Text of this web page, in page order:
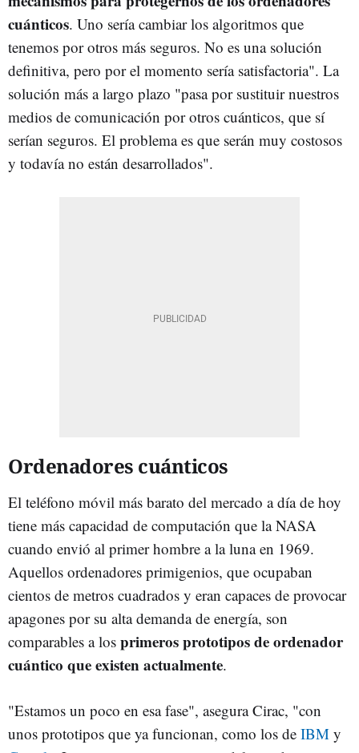
cuánticos. Uno sería cambiar los algoritmos que
tenemos por otros más seguros. No es una solución
definitiva, pero por el momento sería satisfactoria". La
solución más a largo plazo "pasa por sustituir nuestros
medios de comunicación por otros cuánticos, que sí
serían seguros. El problema es que serán muy costosos
y todavía no están desarrollados".
Ordenadores cuánticos
El teléfono móvil más barato del mercado a día de hoy
tiene más capacidad de computación que la NASA
cuando envió al primer hombre a la luna en 1969.
Aquellos ordenadores primigenios, que ocupaban
cientos de metros cuadrados y eran capaces de provocar
apagones por su alta demanda de energía, son
comparables a los primeros prototipos de ordenador
cuántico que existen actualmente.
"Estamos un poco en esa fase", asegura Cirac, "con
unos prototipos que ya funcionan, como los de IBM y